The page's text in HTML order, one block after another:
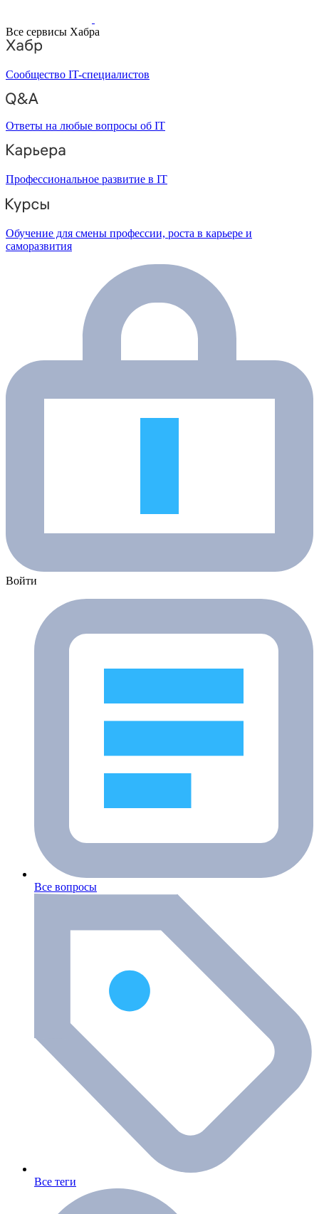
Все сервисы Хабра
Сообщество IT-специалистов
Ответы на любые вопросы об IT
Профессиональное развитие в IT
Обучение для смены профессии, роста в карьере и
саморазвития
Войти
Все вопросы
Все теги